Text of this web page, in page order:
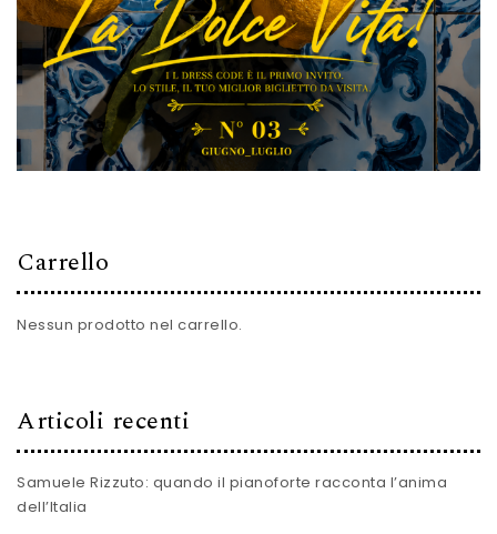
Carrello
Nessun prodotto nel carrello.
Articoli recenti
Samuele Rizzuto: quando il pianoforte racconta l’anima
dell’Italia